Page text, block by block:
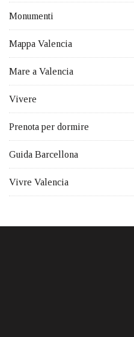
Monumenti
Mappa Valencia
Mare a Valencia
Vivere
Prenota per dormire
Guida Barcellona
Vivre Valencia